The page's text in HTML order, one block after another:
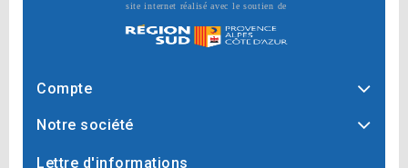
site internet réalisé avec le soutien de
Compte
Notre société
Lettre d'informations